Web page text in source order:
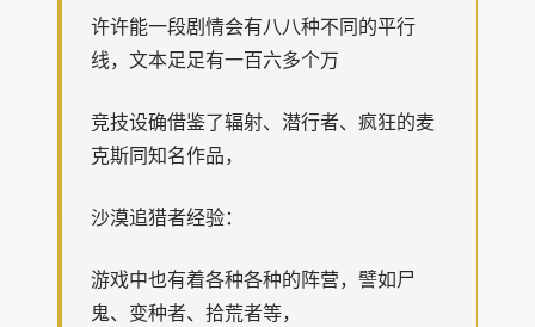
许许能一段剧情会有八八种不同的平行
线，文本足足有一百六多个万
竞技设确借鉴了辐射、潜行者、疯狂的麦
克斯同知名作品，
沙漠追猎者经验：
游戏中也有着各种各种的阵营，譬如尸
鬼、变种者、拾荒者等，